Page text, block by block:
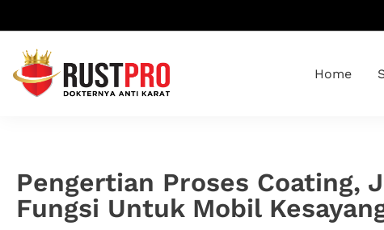
Home
Pengertian Proses Coating,
Fungsi Untuk Mobil